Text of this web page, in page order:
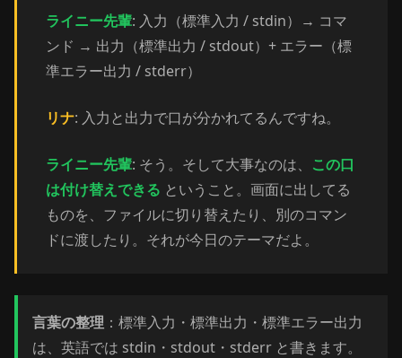
ライニー先輩: 入力（標準入力 / stdin）→ コマ
ンド → 出力（標準出力 / stdout）+ エラー（標
準エラー出力 / stderr）
リナ: 入力と出力で口が分かれてるんですね。
ライニー先輩: そう。そして大事なのは、 この口
は付け替えできる ということ。画面に出してる
ものを、ファイルに切り替えたり、別のコマン
ドに渡したり。それが今日のテーマだよ。
言葉の整理 ：標準入力・標準出力・標準エラー出力
は、英語では stdin・stdout・stderr と書きます。